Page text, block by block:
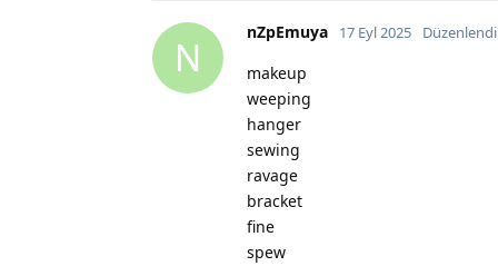
N
nZpEmuya 17 Eyl 2025 Düzenlendi
makeup
weeping
hanger
sewing
ravage
bracket
fine
spew